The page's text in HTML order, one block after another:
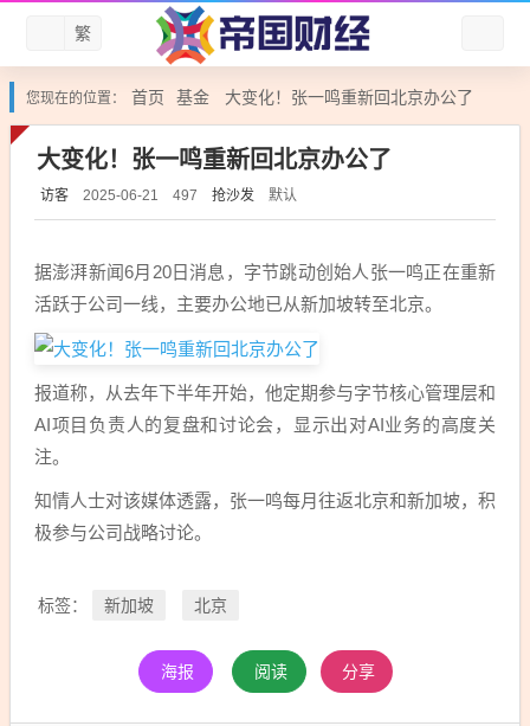
繁
您现在的位置： 首页 基金 大变化！张一鸣重新回北京办公了
大变化！张一鸣重新回北京办公了
访客 2025-06-21 497 抢沙发 默认
据澎湃新闻6月20日消息，字节跳动创始人 张一鸣正在重新
活跃于公司一线，主要办公地已从新加坡转至北京。
报道称，从去年下半年开始，他定期参与字节核心管理层和
AI项目负责人的复盘和讨论会，显示出对AI业务的高度关
注。
知情人士对该媒体透露，张一鸣每月往返北京和新加坡，积
极参与公司战略讨论。
标签： 新加坡 北京
海报 阅读 分享